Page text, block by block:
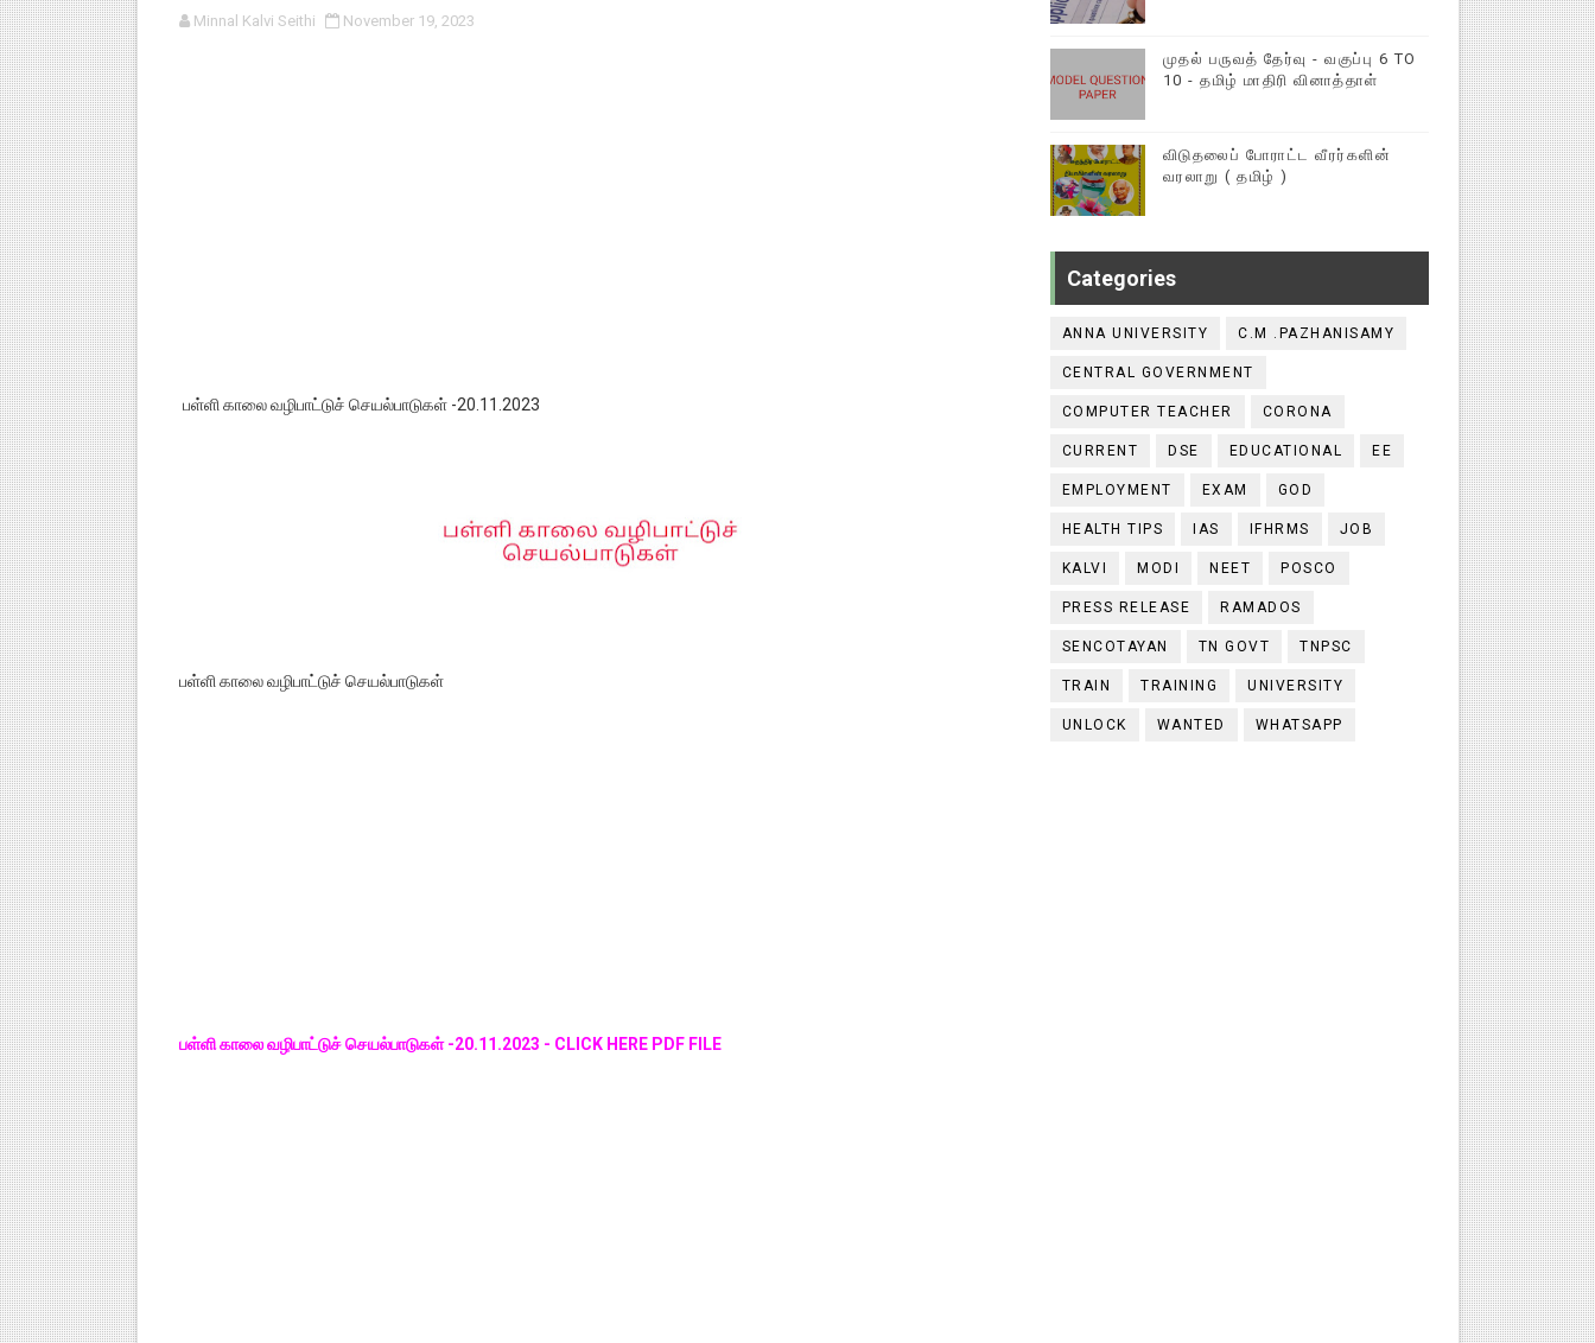
பள்ளி காலை வழிபாட்டுச் செயல்பாடுகள் - டிசம்பர் 17
Minnal Kalvi Seithi November 19, 2023
பள்ளி காலை வழிபாட்டுச் செயல்பாடுகள் -20.11.2023
பள்ளி காலை வழிபாட்டுச் செயல்பாடுகள்
பள்ளி காலை வழிபாட்டுச் செயல்பாடுகள் -20.11.2023 - CLICK HERE PDF FILE
முதல் பருவத் தேர்வு - வகுப்பு 6 TO
10 - தமிழ் மாதிரி வினாத்தாள்
விடுதலைப் போராட்ட வீரர்களின்
வரலாறு ( தமிழ் )
Categories
ANNA UNIVERSITY C.M .PAZHANISAMY
CENTRAL GOVERNMENT
COMPUTER TEACHER CORONA
CURRENT DSE EDUCATIONAL EE
EMPLOYMENT EXAM GOD
HEALTH TIPS IAS IFHRMS JOB
KALVI MODI NEET POSCO
PRESS RELEASE RAMADOS
SENCOTAYAN TN GOVT TNPSC
TRAIN TRAINING UNIVERSITY
UNLOCK WANTED WHATSAPP